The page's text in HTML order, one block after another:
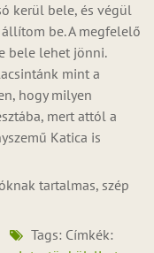
kerül bele, és végül
be. A megfelelő
bele lehet jönni.
mint a
hogy milyen
mert attól a
Katica is
tartalmas, szép
Tags: Címkék: